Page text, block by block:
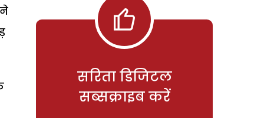
सरिता डिजिटल
सब्सक्राइब करें